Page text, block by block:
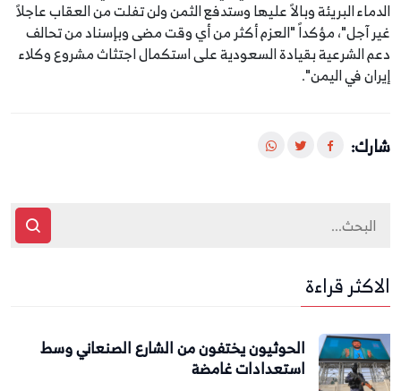
الدماء البريئة وبالاً عليها وستدفع الثمن ولن تفلت من العقاب عاجلاً
غير آجل"، مؤكداً "العزم أكثر من أي وقت مضى وبإسناد من تحالف
دعم الشرعية بقيادة السعودية على استكمال اجتثاث مشروع وكلاء
إيران في اليمن".
شارك:
الاكثر قراءة
الحوثيون يختفون من الشارع الصنعاني وسط
استعدادات غامضة